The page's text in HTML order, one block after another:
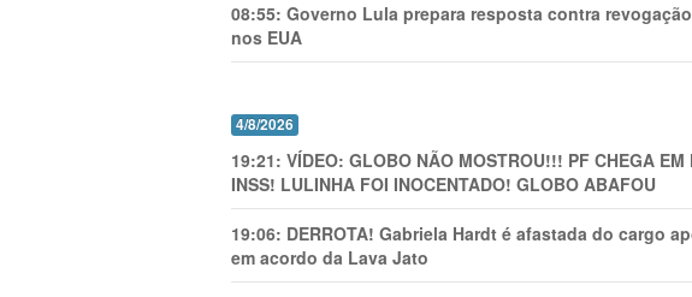
08:55: Governo Lula prepara resposta contra
nos EUA
4/8/2026
19:21: VÍDEO: GLOBO NÃO MOSTROU!!! PF CHEGA
INSS! LULINHA FOI INOCENTADO! GLOBO ABAFOU
19:06: DERROTA! Gabriela Hardt é afastada do cargo
em acordo da Lava Jato